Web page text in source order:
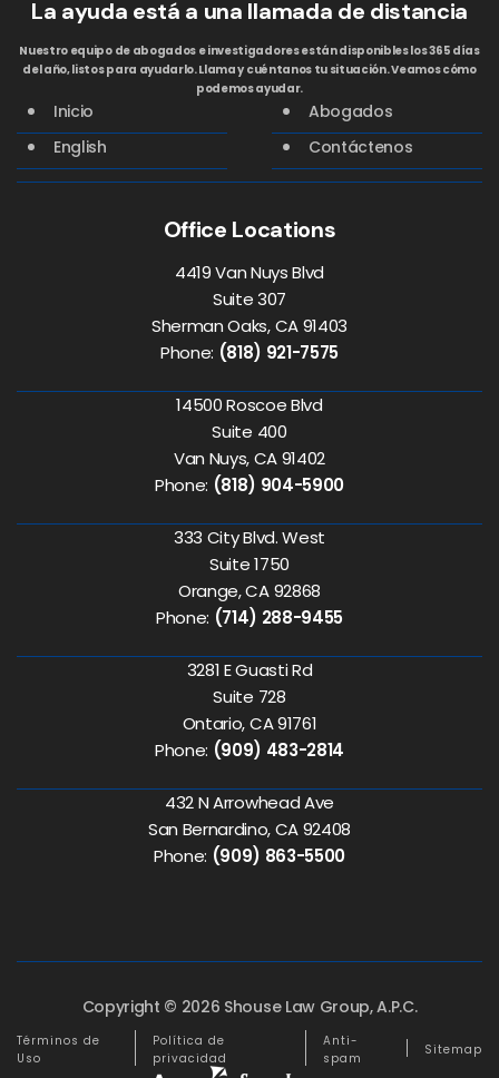
La ayuda está a una llamada de distancia
Nuestro equipo de abogados e investigadores están disponibles los 365 días
del año, listos para ayudarlo. Llama y cuéntanos tu situación. Veamos cómo
podemos ayudar.
Inicio
Abogados
English
Contáctenos
Office Locations
4419 Van Nuys Blvd
Suite 307
Sherman Oaks, CA 91403
Phone: (818) 921-7575
14500 Roscoe Blvd
Suite 400
Van Nuys, CA 91402
Phone: (818) 904-5900
333 City Blvd. West
Suite 1750
Orange, CA 92868
Phone: (714) 288-9455
3281 E Guasti Rd
Suite 728
Ontario, CA 91761
Phone: (909) 483-2814
432 N Arrowhead Ave
San Bernardino, CA 92408
Phone: (909) 863-5500
Copyright © 2026 Shouse Law Group, A.P.C.
Términos de
Uso
Política de
privacidad
Anti-
spam
Sitemap